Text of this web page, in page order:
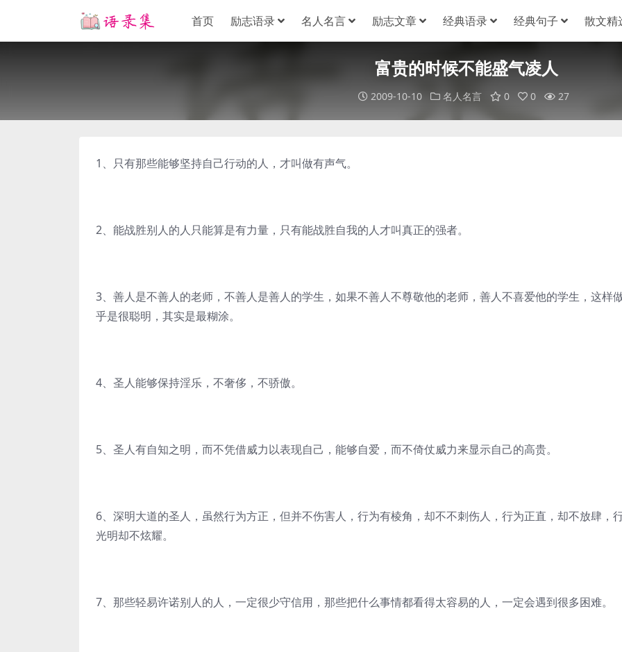
首页 励志语录 名人名言 励志文章 经典语录 经典句子 散文精
富贵的时候不能盛气凌人
2009-10-10 名人名言 0 0 27
1、只有那些能够坚持自己行动的人，才叫做有声气。
2、能战胜别人的人只能算是有力量，只有能战胜自我的人才叫真正的强者。
3、善人是不善人的老师，不善人是善人的学生，如果不善人不尊敬他的老师，善人不喜爱他的学生，这样
乎是很聪明，其实是最糊涂。
4、圣人能够保持淫乐，不奢侈，不骄傲。
5、圣人有自知之明，而不凭借威力以表现自己，能够自爱，而不倚仗威力来显示自己的高贵。
6、深明大道的圣人，虽然行为方正，但并不伤害人，行为有棱角，却不不刺伤人，行为正直，却不放肆，
光明却不炫耀。
7、那些轻易许诺别人的人，一定很少守信用，那些把什么事情都看得太容易的人，一定会遇到很多困难。